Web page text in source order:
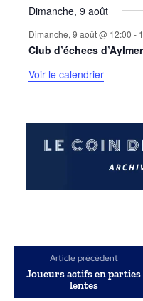
Dimanche, 9 août
Dimanche, 9 août @ 12:00 -
Club d’échecs d’Aylmer
Voir le calendrier
Article précédent
Joueurs actifs en parties
lentes